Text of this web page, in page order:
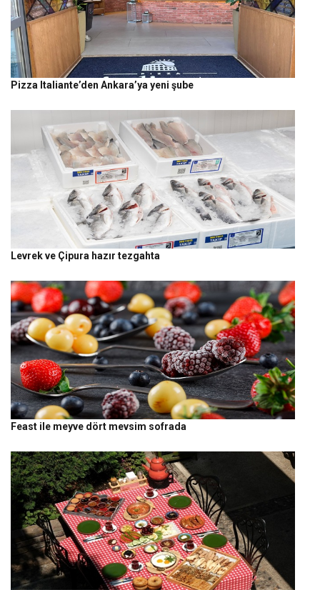
Pizza Italiante’den Ankara’ya yeni şube
Levrek ve Çipura hazır tezgahta
Feast ile meyve dört mevsim sofrada